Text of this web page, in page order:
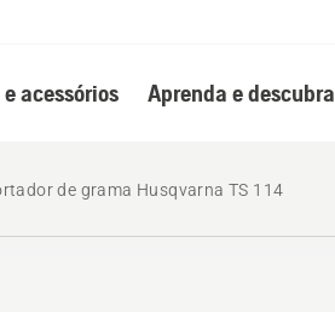
acessórios Aprenda e descubra
de grama Husqvarna TS 114